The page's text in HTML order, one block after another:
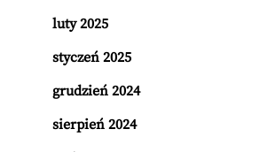
luty 2025
styczeń 2025
grudzień 2024
sierpień 2024